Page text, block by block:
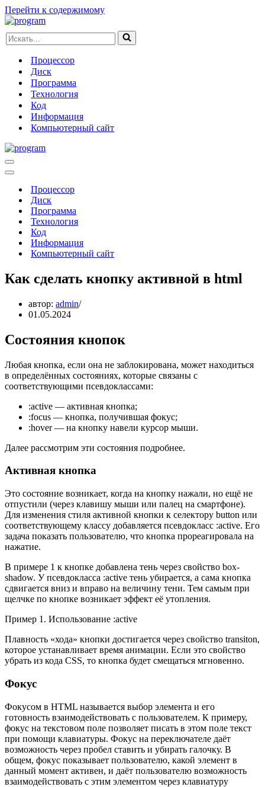
Перейти к содержимому
Искать...
Процессор
Диск
Программа
Технология
Код
Информация
Компьютерный сайт
Меню
навигации
Меню
навигацииПроцессор
Диск
Программа
Технология
Код
Информация
Компьютерный сайт
Как сделать кнопку активной в html
автор: admin
01.05.2024
Состояния кнопок
Любая кнопка, если она не заблокирована, может находиться
в определённых состояниях, которые связаны с
соответствующими псевдоклассами:
:active — активная кнопка;
:focus — кнопка, получившая фокус;
:hover — на кнопку навели курсор мыши.
Далее рассмотрим эти состояния подробнее.
Активная кнопка
Это состояние возникает, когда на кнопку нажали, но ещё не
отпустили (через клавишу мыши или палец на смартфоне).
Для изменения стиля активной кнопки к селектору button или
соответствующему классу добавляется псевдокласс :active. Его
задача показать пользователю, что кнопка прореагировала на
нажатие.
В примере 1 к кнопке добавлена тень через свойство box-
shadow. У псевдокласса :active тень убирается, а сама кнопка
сдвигается вниз и вправо на величину тени. Тем самым при
щелчке по кнопке возникает эффект её утопления.
Пример 1. Использование :active
Плавность «хода» кнопки достигается через свойство transiton,
которое устанавливает время анимации. Если это свойство
убрать из кода CSS, то кнопка будет смещаться мгновенно.
Фокус
Фокусом в HTML называется выбор элемента и его
готовность взаимодействовать с пользователем. К примеру,
фокус на текстовом поле позволяет писать в этом поле текст
при помощи клавиатуры. Фокус на переключателе даёт
возможность через пробел ставить и убирать галочку. В
общем, фокус показывает пользователю, какой элемент в
данный момент активен, и даёт пользователю возможность
взаимодействовать с этим элементом через клавиатуру